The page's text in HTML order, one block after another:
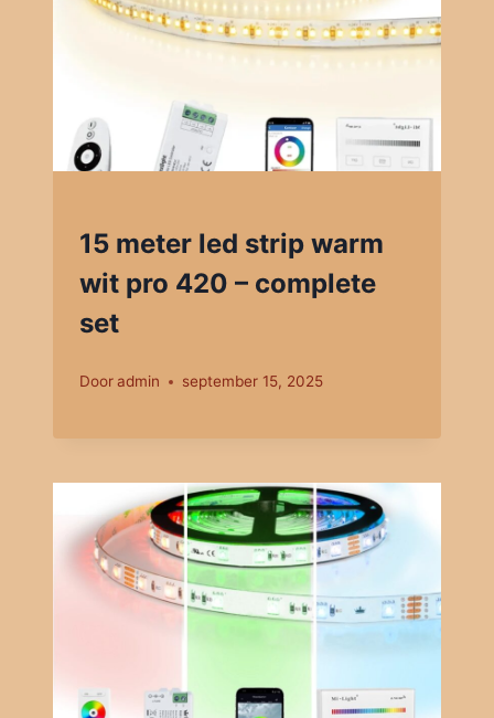
15 meter led strip warm
wit pro 420 – complete
set
Dooradmin september 15, 2025